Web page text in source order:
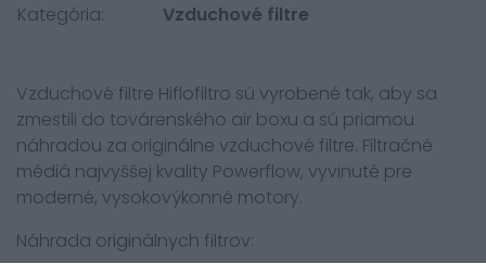
Kategória:
Vzduchové filtre
Vzduchové filtre Hiflofiltro sú vyrobené tak, aby sa
zmestili do továrenského air boxu a sú priamou
náhradou za originálne vzduchové filtre. Filtračné
médiá najvyššej kvality Powerflow, vyvinuté pre
moderné, vysokovýkonné motory.
Náhrada originálnych filtrov: